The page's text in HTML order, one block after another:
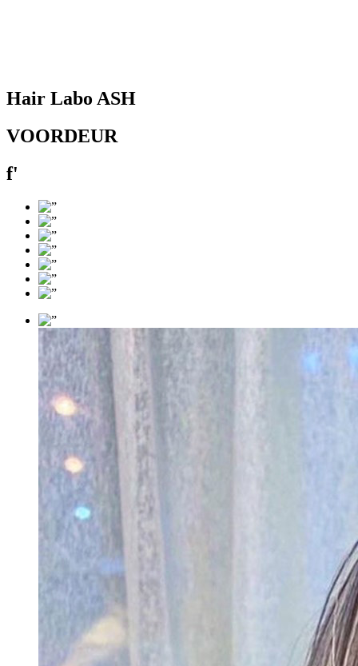
Hair Labo ASH
VOORDEUR
f'